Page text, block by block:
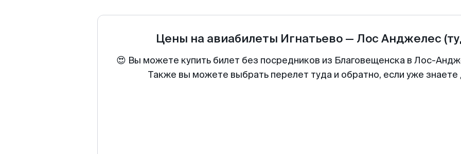
Цены на авиабилеты Игнатьево— Лос Анджелес
😍 Вы можете купить билет без посредников из Благовещенска в Лос-
Также вы можете выбрать перелет туда и обратно, если уже